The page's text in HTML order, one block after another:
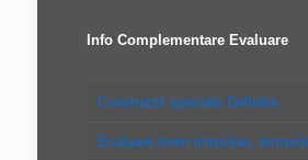
Info Complementare Evaluare
Constructii speciale Definitie
Evaluare teren intravilan,